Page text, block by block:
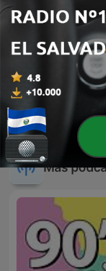
BOLEROS Y
ROMANTICOS
Más